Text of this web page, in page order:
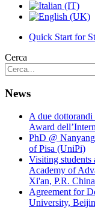
Quick Start for
Cerca
News
A due
Award
PhD @
of Pisa (UniPi)
Visiting students
Academy of
Xi'an, P.R. China
Agreement for
University,